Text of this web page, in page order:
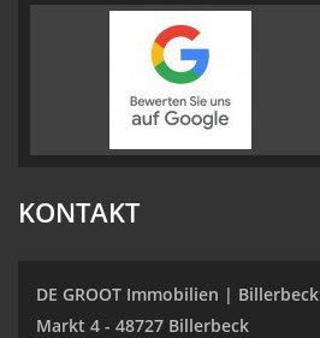
KONTAKT
DE GROOT Immobilien | Billerbeck
Markt 4 - 48727 Billerbeck